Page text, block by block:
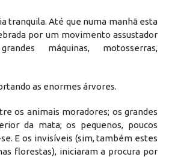
tranquila. Até que numa manhã esta
por um movimento assustador
máquinas, motosserras,
as enormes árvores.
os animais moradores; os grandes
da mata; os pequenos, poucos
E os invisíveis (sim, também estes
florestas), iniciaram a procura por